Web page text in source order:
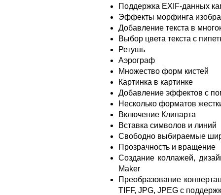
Поддержка EXIF-данных
Эффекты морфинга
Добавление текста в
Выбор цвета текста с
Ретушь
Аэрограф
Множество форм кистей
Картинка в картинке
Добавление эффектов с
Несколько форматов
Включение Клипарта
Вставка символов и линий
Свободно выбираемые
Прозрачность и вращение
Создание коллажей,
Maker
Преобразование
TIFF, JPG, JPEG с